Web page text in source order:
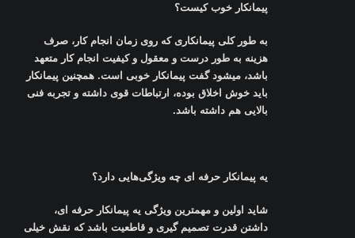
پیمانکار خوب کیست؟
به طور کلی پیمانکاری که روی زمان انجام کار، صرف
هزینه به طور درست و معقول و کیفیت انجام کار متعهد
باشد، میشود گفت پیمانکار خوبی است. همچنین پیمانکار
باید خوش اخلاق بوده، ارتباطات قوی داشته و تجربه فنی
بالایی هم داشته باشد.
یه پیمانکار حرفه ‌‌ای چه ویژگی‌هایی دارد؟
شاید اولین و مهمترین ویژگی یه پیمانکار حرفه ‌ای،
داشتن قدرت تصمیم ‌گیری و قاطعیت باشد که نقش خیلی